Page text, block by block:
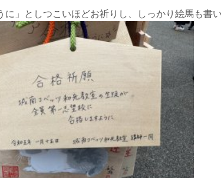
に」としつこいほどお祈りし、しっかり絵馬も書